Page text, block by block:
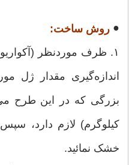
● روش ساخت:
۱. ظرف موردنظر
اندازه‌گیری مقدار ژل
کیلوگرم) لازم دارد،
خشک نمائید.